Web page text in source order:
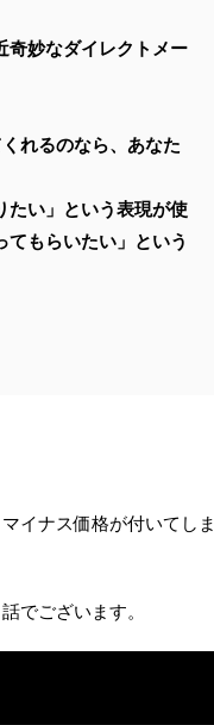
奇妙なダイレクトメー
れるのなら、あなた
たい」という表現が使
もらいたい」という
イナス価格が付いてしま
でございます。